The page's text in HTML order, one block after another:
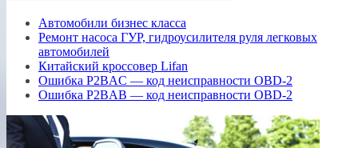
Автомобили бизнес класса
Ремонт насоса ГУР, гидроусилителя руля легковых
автомобилей
Китайский кроссовер Lifan
Ошибка P2BAC — код неисправности OBD-2
Ошибка P2BAB — код неисправности OBD-2